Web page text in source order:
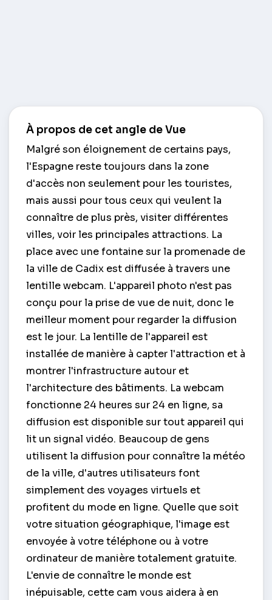
À propos de cet angle de Vue
Malgré son éloignement de certains pays,
l'Espagne reste toujours dans la zone
d'accès non seulement pour les touristes,
mais aussi pour tous ceux qui veulent la
connaître de plus près, visiter différentes
villes, voir les principales attractions. La
place avec une fontaine sur la promenade de
la ville de Cadix est diffusée à travers une
lentille webcam. L'appareil photo n'est pas
conçu pour la prise de vue de nuit, donc le
meilleur moment pour regarder la diffusion
est le jour. La lentille de l'appareil est
installée de manière à capter l'attraction et à
montrer l'infrastructure autour et
l'architecture des bâtiments. La webcam
fonctionne 24 heures sur 24 en ligne, sa
diffusion est disponible sur tout appareil qui
lit un signal vidéo. Beaucoup de gens
utilisent la diffusion pour connaître la météo
de la ville, d'autres utilisateurs font
simplement des voyages virtuels et
profitent du mode en ligne. Quelle que soit
votre situation géographique, l'image est
envoyée à votre téléphone ou à votre
ordinateur de manière totalement gratuite.
L'envie de connaître le monde est
inépuisable, cette cam vous aidera à en